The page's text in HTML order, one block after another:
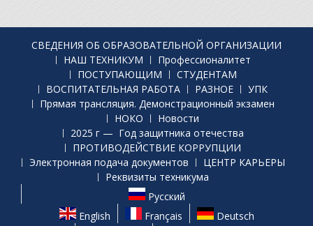
СВЕДЕНИЯ ОБ ОБРАЗОВАТЕЛЬНОЙ ОРГАНИЗАЦИИ
НАШ ТЕХНИКУМ
Профессионалитет
ПОСТУПАЮЩИМ
СТУДЕНТАМ
ВОСПИТАТЕЛЬНАЯ РАБОТА
РАЗНОЕ
УПК
Прямая трансляция. Демонстрационный экзамен
НОКО
Новости
2025 г — Год защитника отечества
ПРОТИВОДЕЙСТВИЕ КОРРУПЦИИ
Электронная подача документов
ЦЕНТР КАРЬЕРЫ
Реквизиты техникума
Русский
English
Français Deutsch